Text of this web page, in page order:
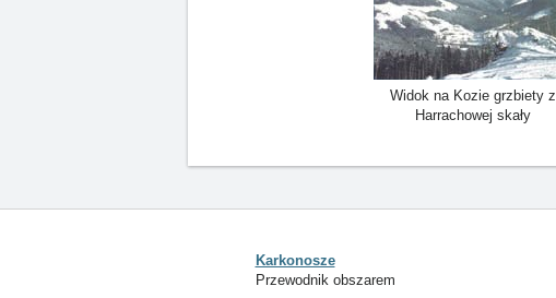
Widok na Kozie grzbiety z
Harrachowej skały
Karkonosze
Przewodnik obszarem